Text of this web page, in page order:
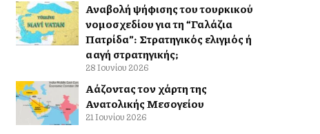
Αναβολή ψήφισης του τουρκικού
νομοσχεδίου για τη “Γαλάζια
Πατρίδα”: Στρατηγικός ελιγμός ή
αλλαγή στρατηγικής;
28 Ιουνίου 2026
Αλλάζοντας τον χάρτη της
Ανατολικής Μεσογείου
21 Ιουνίου 2026